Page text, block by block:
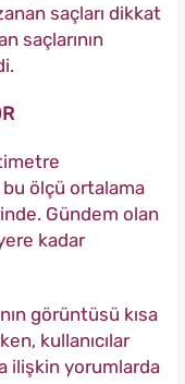
saçları dikkat
saçlarının
ölçü ortalama
Gündem olan
kadar
görüntüsü kısa
kullanıcılar
ilişkin yorumlarda